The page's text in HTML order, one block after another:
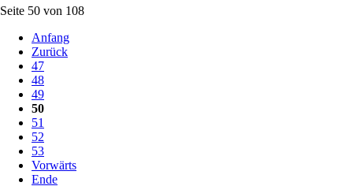
Seite 50 von 108
Anfang
Zurück
47
48
49
50
51
52
53
Vorwärts
Ende